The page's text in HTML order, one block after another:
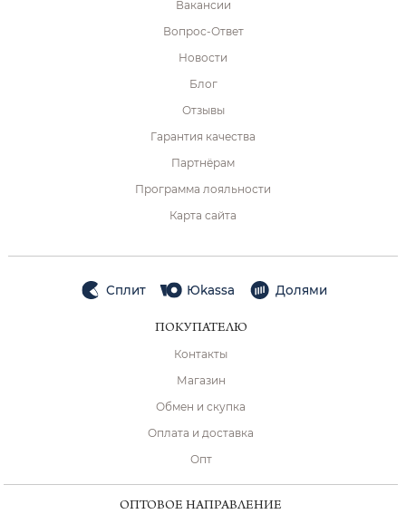
Вакансии
Вопрос-Ответ
Новости
Блог
Отзывы
Гарантия качества
Партнёрам
Программа лояльности
Карта сайта
Сплит Юkassa Долями
ПОКУПАТЕЛЮ
Контакты
Магазин
Обмен и скупка
Оплата и доставка
Опт
ОПТОВОЕ НАПРАВЛЕНИЕ